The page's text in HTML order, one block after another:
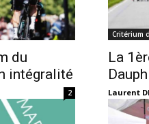
du
intégralité
2
Critérium
La
Laurent